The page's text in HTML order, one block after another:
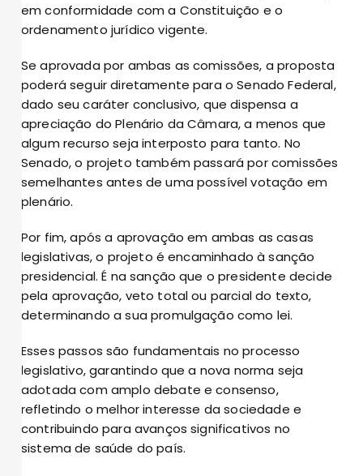
em conformidade com a Constituição e o
ordenamento jurídico vigente.
Se aprovada por ambas as comissões, a proposta
poderá seguir diretamente para o Senado Federal,
dado seu caráter conclusivo, que dispensa a
apreciação do Plenário da Câmara, a menos que
algum recurso seja interposto para tanto. No
Senado, o projeto também passará por comissões
semelhantes antes de uma possível votação em
plenário.
Por fim, após a aprovação em ambas as casas
legislativas, o projeto é encaminhado à sanção
presidencial. É na sanção que o presidente decide
pela aprovação, veto total ou parcial do texto,
determinando a sua promulgação como lei.
Esses passos são fundamentais no processo
legislativo, garantindo que a nova norma seja
adotada com amplo debate e consenso,
refletindo o melhor interesse da sociedade e
contribuindo para avanços significativos no
sistema de saúde do país.